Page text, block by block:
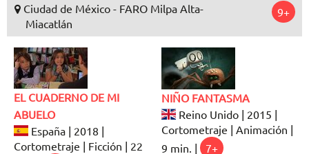
Ciudad de México - FARO Milpa Alta-
Miacatlán
9+
EL CUADERNO DE MI
ABUELO
España | 2018 |
Cortometraje | Ficción | 22
NIÑO FANTASMA
Reino Unido | 2015 |
Cortometraje | Animación |
9 min. |
7+